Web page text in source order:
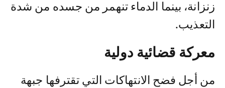
زنزانة، بينما الدماء تنهمر من جسده من شدة
التعذيب.
معركة قضائية دولية
من أجل فضح الانتهاكات التي تقترفها جبهة